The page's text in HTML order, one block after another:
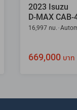
2023 Isuzu
16,997 กม.
669,000 บาท